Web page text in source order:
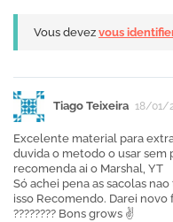
Vous devez vous
Tiago Teixeira 18/01/
Excelente material para
duvida o metodo o usar sem
recomenda ai o Marshal, YT
Só achei pena as sacolas
isso Recomendo. Darei
???????? Bons grows ✌️